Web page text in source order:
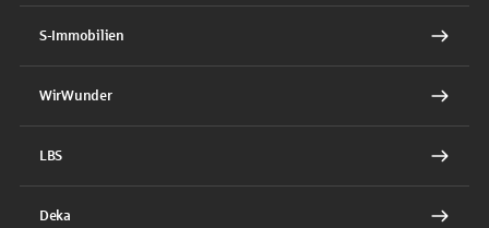
S-Immobilien
WirWunder
LBS
Deka